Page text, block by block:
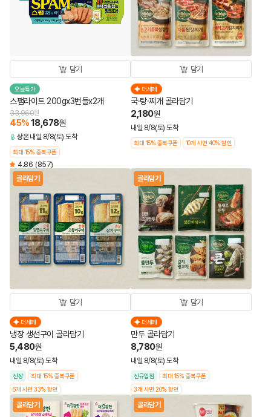
담기
오늘특가
스팸라이트 200gx3번들x2개
33,960원
45%18,678원
상온 내일 8/8(토) 도착
최대 15% 중복쿠폰
4.86 (857)
담기
더세페
국·탕·찌개 골라담기
2,180원
내일 8/8(토) 도착
최대 15% 중복쿠폰 10개 사면 40% 할인
골라담기
담기
더세페
냉장 생선구이 골라담기
5,480원
내일 8/8(토) 도착
신상
최대 15% 중복쿠폰
6개 사면 33% 할인
골라담기
담기
더세페
만두 골라담기
8,780원
내일 8/8(토) 도착
신규입점
최대 15% 중복쿠폰
3개 사면 20% 할인
골라담기 골라담기